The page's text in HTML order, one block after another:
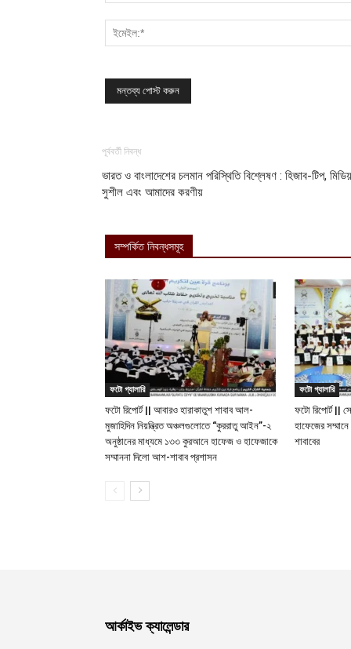
পূর্ববর্তী নিবন্ধ
ভারত ও বাংলাদেশের চলমান পরিস্থিতি বিশ্লেষণ : হিজাব-টিপ,
সুশীল এবং আমাদের করণীয়
সম্পর্কিত নিবন্ধসমূহ
ফটো গ্যালারি
ফটো রিপোর্ট || আবারও হারাকাতুশ শাবাব আল-
মুজাহিদিন নিয়ন্ত্রিত অঞ্চলগুলোতে “কুররাতু আইন”-২
অনুষ্ঠানের মাধ্যমে ১৩৩ কুরআনে হাফেজ ও হাফেজাকে
সম্মাননা দিলো আশ-শাবাব প্রশাসন
ফটো গ্যালারি
ফটো রিপোর্ট ||
হাফেজের
শাবাবের
আর্কাইভ ক্যালেন্ডার